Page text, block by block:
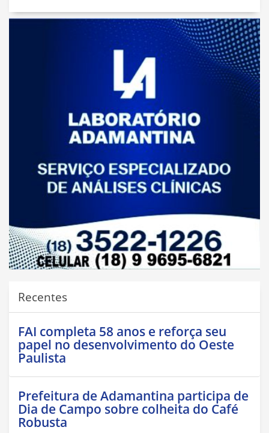
Recentes
FAI completa 58 anos e reforça seu
papel no desenvolvimento do Oeste
Paulista
Prefeitura de Adamantina participa de
Dia de Campo sobre colheita do Café
Robusta